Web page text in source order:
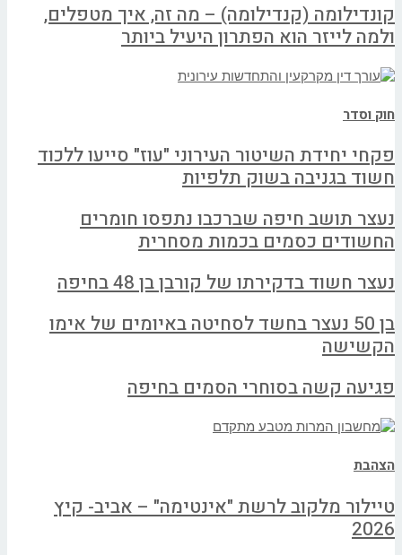
קונדילומה (קנדילומה) – מה זה, איך מטפלים,
ולמה לייזר הוא הפתרון היעיל ביותר
חוק וסדר
פקחי יחידת השיטור העירוני "עוז" סייעו ללכוד
חשוד בגניבה בשוק תלפיות
נעצר תושב חיפה שברכבו נתפסו חומרים
החשודים כסמים בכמות מסחרית
נעצר חשוד בדקירתו של קורבן בן 48 בחיפה
בן 50 נעצר בחשד לסחיטה באיומים של אימו
הקשישה
פגיעה קשה בסוחרי הסמים בחיפה
הצהבת
טיילור מלקוב לרשת "אינטימה" – אביב- קיץ
2026